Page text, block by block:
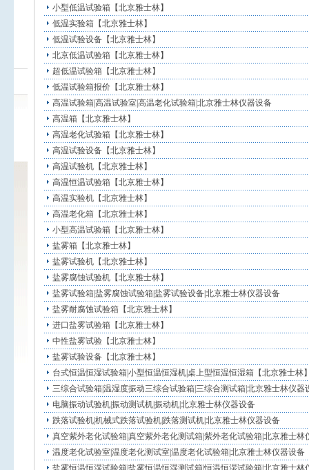
小型低温试验箱【北京雅士林】
低温实验箱【北京雅士林】
低温试验设备【北京雅士林】
北京低温试验箱【北京雅士林】
超低温试验箱【北京雅士林】
低温试验箱报价【北京雅士林】
高温试验箱|高温试验室|高温老化试验箱|北京雅士林仪器设备
高温箱【北京雅士林】
高温老化试验箱【北京雅士林】
高温试验设备【北京雅士林】
高温试验机【北京雅士林】
高温恒温试验箱【北京雅士林】
高温实验机【北京雅士林】
高温老化箱【北京雅士林】
小型高温试验箱【北京雅士林】
盐雾箱【北京雅士林】
盐雾试验机【北京雅士林】
盐雾腐蚀试验机【北京雅士林】
盐雾试验箱|盐雾腐蚀试验箱|盐雾试验设备|北京雅士林仪器设备
盐雾耐腐蚀试验箱【北京雅士林】
进口盐雾试验箱【北京雅士林】
中性盐雾试验【北京雅士林】
盐雾试验设备【北京雅士林】
台式恒温恒湿试验箱|小型恒温恒湿机|桌上型恒温恒湿箱【北京雅士林
三综合试验箱|温湿度振动三综合试验箱|三综合测试箱|北京雅士林仪器
电脑振动试验机|振动测试机|振动机|北京雅士林仪器设备
跌落试验机|机械式跌落试验机|跌落测试机|北京雅士林仪器设备
真空紫外老化试验箱|真空紫外老化测试箱|紫外老化试验箱|北京雅士林
温度老化试验室|温度老化测试室|温度老化试验箱|北京雅士林仪器设备
盐雾恒温恒湿试验箱|盐雾恒温恒湿测试箱|恒温恒湿试验箱|北京雅士林